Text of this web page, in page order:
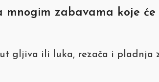
zabavama koje
gljiva ili luka, rezača i pladnja